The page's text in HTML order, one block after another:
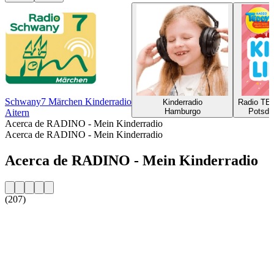
Schwany7 Märchen Kinderradio
Aitern
Kinderradio
Hamburgo
Radio
Acerca de RADINO - Mein Kinderradio
Acerca de RADINO - Mein Kinderradio
Acerca de RADINO - Mein Kinderradio
(207)